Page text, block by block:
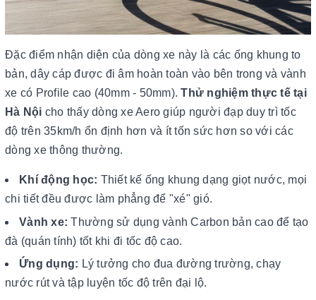
Đặc điểm nhận diện của dòng xe này là các ống khung to
bản, dây cáp được đi âm hoàn toàn vào bên trong và vành
xe có Profile cao (40mm - 50mm).Thử nghiệm thực tế tại
Hà Nội cho thấy dòng xe Aero giúp người đạp duy trì tốc
độ trên 35km/h ổn định hơn và ít tốn sức hơn so với các
dòng xe thông thường.
Khí động học: Thiết kế ống khung dạng giọt nước, mọi
chi tiết đều được làm phẳng để "xé" gió.
Vành xe: Thường sử dụng vành Carbon bản cao để tạo
đà (quán tính) tốt khi đi tốc độ cao.
Ứng dụng: Lý tưởng cho đua đường trường, chạy
nước rút và tập luyện tốc độ trên đại lộ.